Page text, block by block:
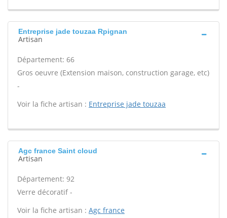
Entreprise jade touzaa Rpignan
Artisan
Département: 66
Gros oeuvre (Extension maison, construction garage, etc)
-
Voir la fiche artisan : Entreprise jade touzaa
Agc france Saint cloud
Artisan
Département: 92
Verre décoratif -
Voir la fiche artisan : Agc france